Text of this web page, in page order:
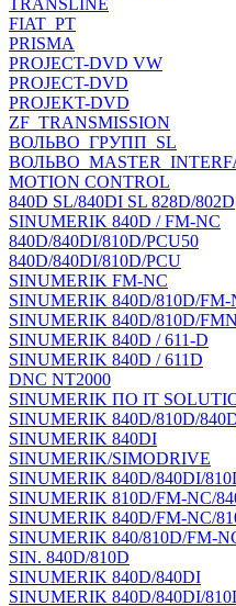
TRANSLINE
FIAT_PT
PRISMA
PROJECT-DVD VW
PROJECT-DVD
PROJEKT-DVD
ZF_TRANSMISSION
ВОЛЬВО_ГРУПП_SL
MOTION CONTROL
840D SL/840DI SL 828D/802D
SINUMERIK 840D / FM-NC
840D/840DI/810D/PCU50
840D/840DI/810D/PCU
SINUMERIK FM-NC
SINUMERIK 840D/810D/FM-
SINUMERIK 840D/810D/
SINUMERIK 840D / 611-D
SINUMERIK 840D / 611D
DNC NT2000
SINUMERIK ПО IT
SINUMERIK 840D/810D/
SINUMERIK 840DI
SINUMERIK/SIMODRIVE
SINUMERIK 840D/840DI/
SINUMERIK 810D/FM-NC/
SINUMERIK 840D/FM-NC/
SINUMERIK 840/810D/FM-
SIN. 840D/810D
SINUMERIK 840D/840DI
SINUMERIK 840D/840DI/